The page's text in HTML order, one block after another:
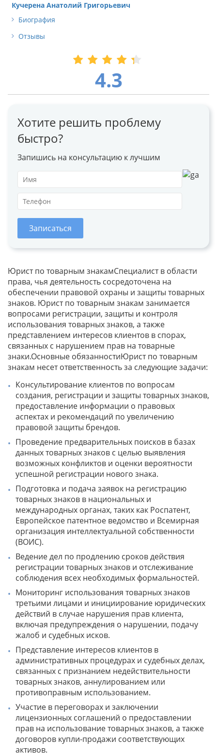
Кучерена Анатолий Григорьевич
Биография
Отзывы
4.3
Хотите решить проблему
быстро?
Запишись на консультацию к лучшим
Записаться
Юрист по товарным знакамСпециалист в области
права, чья деятельность сосредоточена на
обеспечении правовой охраны и защиты товарных
знаков. Юрист по товарным знакам занимается
вопросами регистрации, защиты и контроля
использования товарных знаков, а также
представлением интересов клиентов в спорах,
связанных с нарушением прав на товарные
знаки.Основные обязанностиЮрист по товарным
знакам несет ответственность за следующие задачи:
Консультирование клиентов по вопросам
создания, регистрации и защиты товарных знаков,
предоставление информации о правовых
аспектах и рекомендаций по увеличению
правовой защиты брендов.
Проведение предварительных поисков в базах
данных товарных знаков с целью выявления
возможных конфликтов и оценки вероятности
успешной регистрации нового знака.
Подготовка и подача заявок на регистрацию
товарных знаков в национальных и
международных органах, таких как Роспатент,
Европейское патентное ведомство и Всемирная
организация интеллектуальной собственности
(ВОИС).
Ведение дел по продлению сроков действия
регистрации товарных знаков и отслеживание
соблюдения всех необходимых формальностей.
Мониторинг использования товарных знаков
третьими лицами и инициирование юридических
действий в случае нарушения прав клиента,
включая предупреждения о нарушении, подачу
жалоб и судебных исков.
Представление интересов клиентов в
административных процедурах и судебных делах,
связанных с признанием недействительности
товарных знаков, аннулированием или
противоправным использованием.
Участие в переговорах и заключении
лицензионных соглашений о предоставлении
прав на использование товарных знаков, а также
договоров купли-продажи соответствующих
активов.